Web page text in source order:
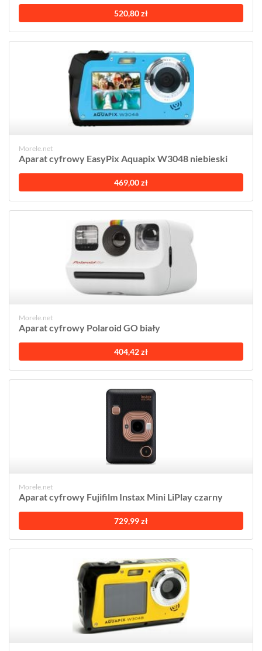
520,80 zł
Morele.net
Aparat cyfrowy EasyPix Aquapix W3048 niebieski
469,00 zł
Morele.net
Aparat cyfrowy Polaroid GO biały
404,42 zł
Morele.net
Aparat cyfrowy Fujifilm Instax Mini LiPlay czarny
729,99 zł